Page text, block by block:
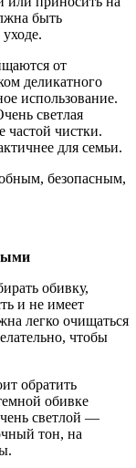
быть
от
деликатного
использование.
светлая
частой чистки.
для семьи.
безопасным,
обивку,
и не имеет
легко очищаться
чтобы
обратить
обивке
светлой —
тон, на